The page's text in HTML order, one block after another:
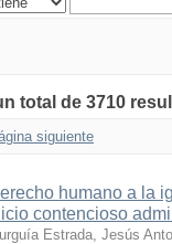
total de 3710
siguiente
humano a la
contencioso
Estrada, Jesús